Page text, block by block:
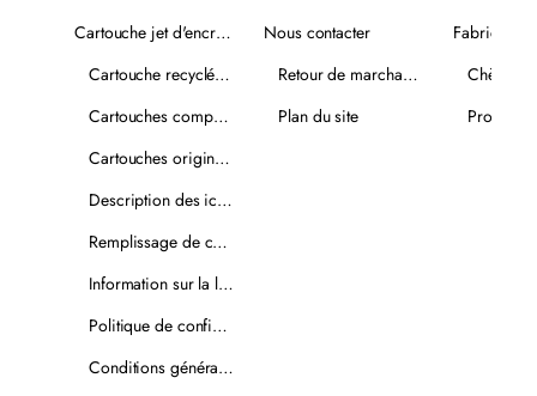
Cartouche jet d'encre recyclée
Cartouche recyclée PLUS
Cartouches compatibles
Cartouches originales
Description des icônes
Remplissage de cartouches
Information sur la livraison
Politique de confidentialité
Conditions générales de vente
Nous contacter
Retour de marchandise
Plan du site
Fabricants